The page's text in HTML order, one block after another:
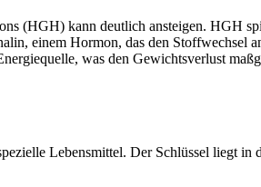
(HGH) kann deutlich ansteigen. HGH
einem Hormon, das den Stoffwechsel
was den Gewichtsverlust
Lebensmittel. Der Schlüssel liegt in